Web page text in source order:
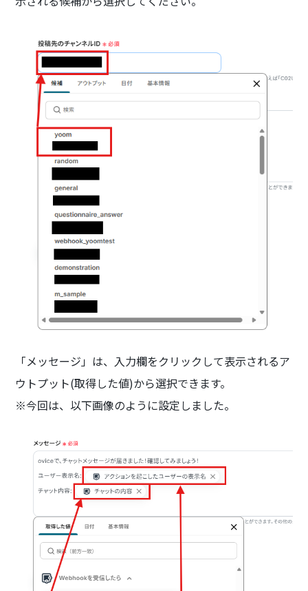
「メッセージ」は、入力欄をクリックして表示されるア
ウトプット(取得した値)から選択できます。
※今回は、以下画像のように設定しました。